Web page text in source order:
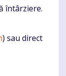
întârziere.
) sau direct